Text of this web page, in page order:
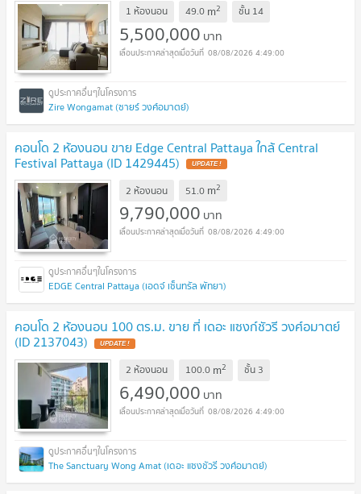
1 ห้องนอน 49.0 m2 ชั้น 14
5,500,000 บาท
08/08/2026 4:49:00
Zire Wongamat (ซายร์ วงศ์อมาตย์)
คอนโด 2 ห้องนอน ขาย Edge Central Pattaya ใกล้ Central
Festival Pattaya (ID 1429445) UPDATE !
2 ห้องนอน 51.0 m2
9,790,000 บาท
08/08/2026 4:49:00
EDGE Central Pattaya (เอดจ์ เซ็นทรัล พัทยา)
คอนโด 2 ห้องนอน 100 ตร.ม. ขาย ที่ เดอะ แซงก์ชัวรี วงศ์อมาตย์
(ID 2137043) UPDATE !
2 ห้องนอน 100.0 m2 ชั้น 3
6,490,000 บาท
08/08/2026 4:49:00
The Sanctuary Wong Amat (เดอะ แซงชัวรี วงศ์อมาตย์)